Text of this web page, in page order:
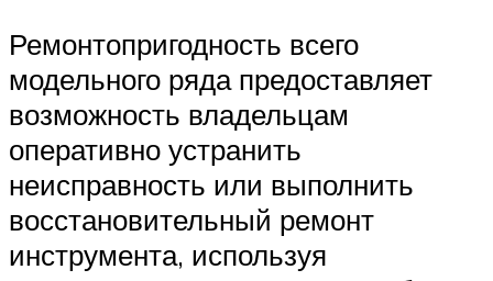
Ремонтопригодность всего
модельного ряда предоставляет
возможность владельцам
оперативно устранить
неисправность или выполнить
восстановительный ремонт
инструмента, используя